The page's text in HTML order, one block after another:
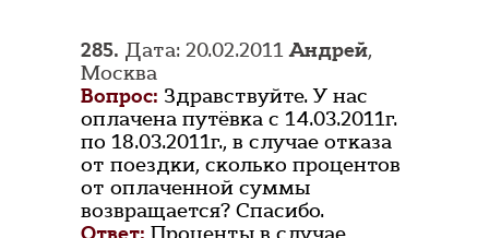
285. Дата: 20.02.2011Андрей,
Москва
Вопрос: Здравствуйте. У нас
оплачена путёвка с 14.03.2011г.
по 18.03.2011г., в случае отказа
от поездки, сколько процентов
от оплаченной суммы
возвращается? Спасибо.